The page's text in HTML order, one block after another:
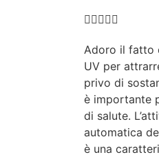

Adoro il fatto
UV per
privo di
è importante
di salute.
automatica
è una